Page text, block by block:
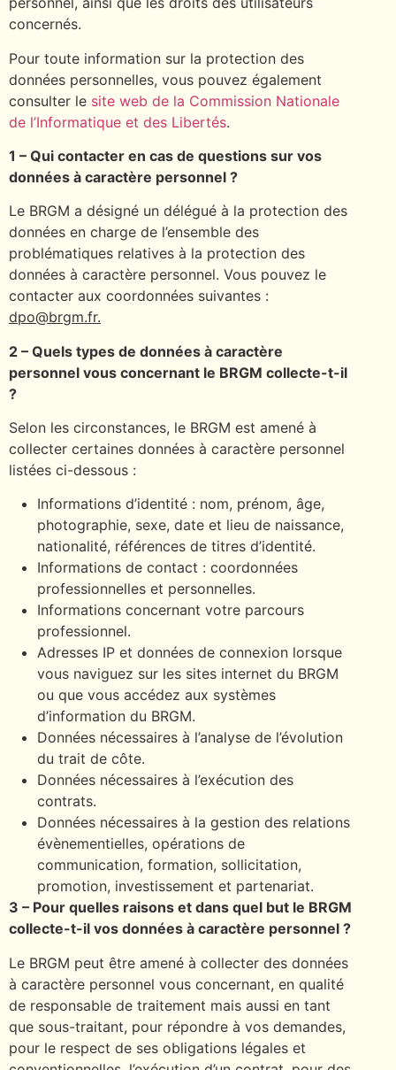
concernés.
Pour toute information sur la protection des
données personnelles, vous pouvez également
consulter le site web de la Commission Nationale
de l’Informatique et des Libertés.
1 – Qui contacter en cas de questions sur vos
données à caractère personnel ?
Le BRGM a désigné un délégué à la protection des
données en charge de l’ensemble des
problématiques relatives à la protection des
données à caractère personnel. Vous pouvez le
contacter aux coordonnées suivantes :
dpo@brgm.fr.
2 – Quels types de données à caractère
personnel vous concernant le BRGM collecte-t-il
?
Selon les circonstances, le BRGM est amené à
collecter certaines données à caractère personnel
listées ci-dessous :
Informations d’identité : nom, prénom, âge,
photographie, sexe, date et lieu de naissance,
nationalité, références de titres d’identité.
Informations de contact : coordonnées
professionnelles et personnelles.
Informations concernant votre parcours
professionnel.
Adresses IP et données de connexion lorsque
vous naviguez sur les sites internet du BRGM
ou que vous accédez aux systèmes
d’information du BRGM.
Données nécessaires à l’analyse de l’évolution
du trait de côte.
Données nécessaires à l’exécution des
contrats.
Données nécessaires à la gestion des relations
évènementielles, opérations de
communication, formation, sollicitation,
promotion, investissement et partenariat.
3 – Pour quelles raisons et dans quel but le BRGM
collecte-t-il vos données à caractère personnel ?
Le BRGM peut être amené à collecter des données
à caractère personnel vous concernant, en qualité
de responsable de traitement mais aussi en tant
que sous-traitant, pour répondre à vos demandes,
pour le respect de ses obligations légales et